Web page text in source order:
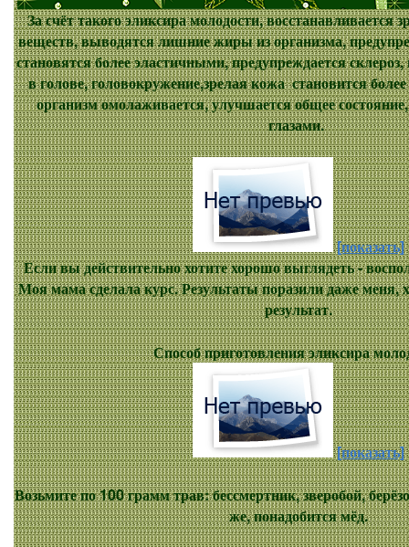
За счёт такого эликсира молодости, восстанавливается
веществ, выводятся лишние жиры из организма,
становятся более эластичными, предупреждается
в голове, головокружение,зрелая кожа становится
организм омолаживается, улучшается общее
глазами.
[показать]
Если вы действительно хотите хорошо выглядеть -
Моя мама сделала курс. Результаты поразили даже меня,
результат.
Способ приготовления эликсира
[показать]
Возьмите по 100 грамм трав: бессмертник, зверобой,
же, понадобится мёд.